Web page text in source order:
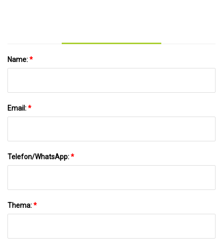
Name:*
Email:*
Telefon/WhatsApp:*
Thema:*